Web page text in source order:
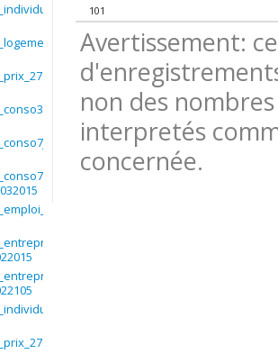
101
Avertissement:
non des
interpretés
concernée.